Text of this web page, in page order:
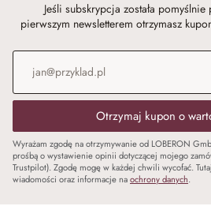
Jeśli subskrypcja została
pierwszym newsletterem otrzymasz
Adres e-mail
Otrzymaj kupon o
Wyrażam zgodę na otrzymywanie od LOBERON
prośbą o wystawienie opinii dotyczącej mojego
Trustpilot). Zgodę mogę w każdej chwili wycofać.
wiadomości oraz informacje naochrony danych.